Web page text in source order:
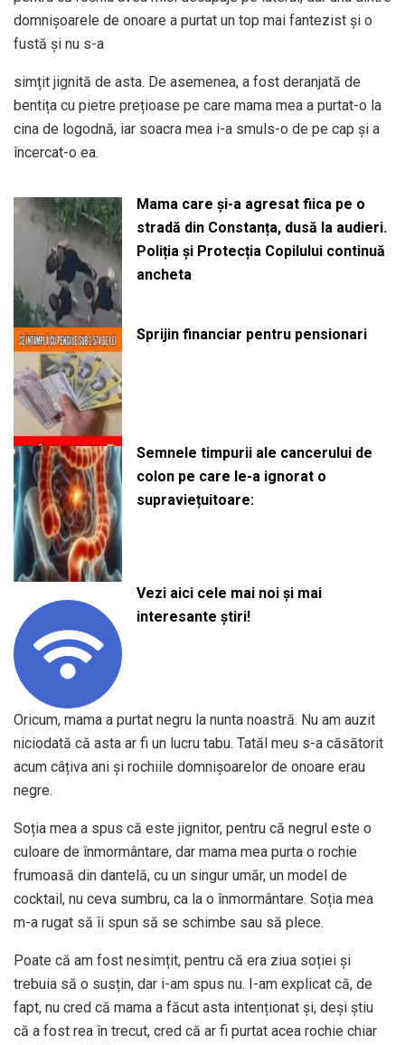
domnișoarele de onoare a purtat un top mai fantezist și o
fustă și nu s-a
simțit jignită de asta. De asemenea, a fost deranjată de
bentița cu pietre prețioase pe care mama mea a purtat-o la
cina de logodnă, iar soacra mea i-a smuls-o de pe cap și a
încercat-o ea.
Mama care și-a agresat fiica pe o
stradă din Constanța, dusă la audieri.
Poliția și Protecția Copilului continuă
ancheta
Sprijin financiar pentru pensionari
Semnele timpurii ale cancerului de
colon pe care le-a ignorat o
supraviețuitoare:
Vezi aici cele mai noi și mai
interesante știri!
Oricum, mama a purtat negru la nunta noastră. Nu am auzit
niciodată că asta ar fi un lucru tabu. Tatăl meu s-a căsătorit
acum câțiva ani și rochiile domnișoarelor de onoare erau
negre.
Soția mea a spus că este jignitor, pentru că negrul este o
culoare de înmormântare, dar mama mea purta o rochie
frumoasă din dantelă, cu un singur umăr, un model de
cocktail, nu ceva sumbru, ca la o înmormântare. Soția mea
m-a rugat să îi spun să se schimbe sau să plece.
Poate că am fost nesimțit, pentru că era ziua soției și
trebuia să o susțin, dar i-am spus nu. I-am explicat că, de
fapt, nu cred că mama a făcut asta intenționat și, deși știu
că a fost rea în trecut, cred că ar fi purtat acea rochie chiar